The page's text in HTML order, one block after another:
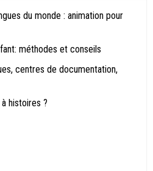
du monde : animation pour
méthodes et conseils
centres de documentation,
histoires ?